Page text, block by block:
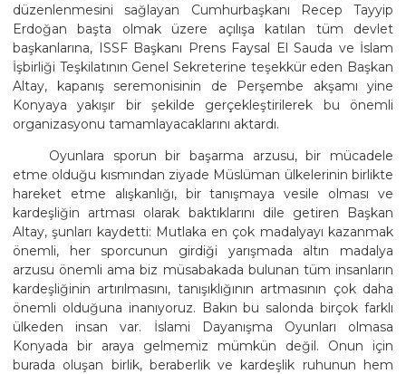
düzenlenmesini sağlayan Cumhurbaşkanı Recep Tayyip
Erdoğan başta olmak üzere açılışa katılan tüm devlet
başkanlarına, ISSF Başkanı Prens Faysal El Sauda ve İslam
İşbirliği Teşkilatının Genel Sekreterine teşekkür eden Başkan
Altay, kapanış seremonisinin de Perşembe akşamı yine
Konyaya yakışır bir şekilde gerçekleştirilerek bu önemli
organizasyonu tamamlayacaklarını aktardı.
Oyunlara sporun bir başarma arzusu, bir mücadele
etme olduğu kısmından ziyade Müslüman ülkelerinin birlikte
hareket etme alışkanlığı, bir tanışmaya vesile olması ve
kardeşliğin artması olarak baktıklarını dile getiren Başkan
Altay, şunları kaydetti: Mutlaka en çok madalyayı kazanmak
önemli, her sporcunun girdiği yarışmada altın madalya
arzusu önemli ama biz müsabakada bulunan tüm insanların
kardeşliğinin artırılmasını, tanışıklığının artmasının çok daha
önemli olduğuna inanıyoruz. Bakın bu salonda birçok farklı
ülkeden insan var. İslami Dayanışma Oyunları olmasa
Konyada bir araya gelmemiz mümkün değil. Onun için
burada oluşan birlik, beraberlik ve kardeşlik ruhunun hem